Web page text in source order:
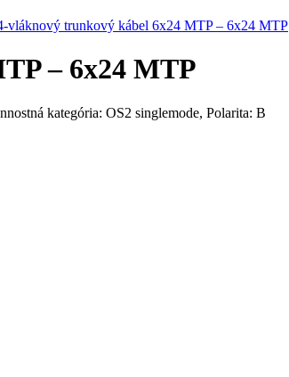
vláknový trunkový kábel 6x24 MTP – 6x24 MTP
– 6x24 MTP
kategória: OS2 singlemode, Polarita: B